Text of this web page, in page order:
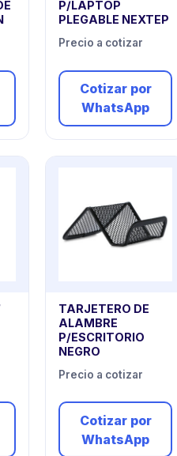
P/LAPTOP
PLEGABLE NEXTEP
Precio a cotizar
Cotizar por
WhatsApp
TARJETERO DE
ALAMBRE
P/ESCRITORIO
NEGRO
Precio a cotizar
Cotizar por
WhatsApp